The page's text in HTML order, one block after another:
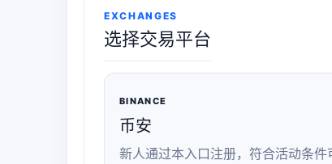
EXCHANGES
选择交易平台
BINANCE
币安
新人通过本入口注册，符合活动条件